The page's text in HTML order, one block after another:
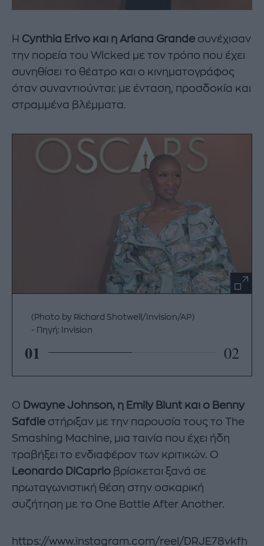
Η Cynthia Erivo και η Ariana Grande συνέχισαν
την πορεία του Wicked με τον τρόπο που έχει
συνηθίσει το θέατρο και ο κινηματογράφος
όταν συναντιούνται: με ένταση, προσδοκία και
στραμμένα βλέμματα.
(Photo by Richard Shotwell/Invision/AP)
Πηγή: Invision
01 02
Ο Dwayne Johnson, η Emily Blunt και ο Benny
Safdie στήριξαν με την παρουσία τους το The
Smashing Machine, μια ταινία που έχει ήδη
τραβήξει το ενδιαφέρον των κριτικών. Ο
Leonardo DiCaprio βρίσκεται ξανά σε
πρωταγωνιστική θέση στην οσκαρική
συζήτηση με το One Battle After Another.
https://www.instagram.com/reel/DRJE78vkfh